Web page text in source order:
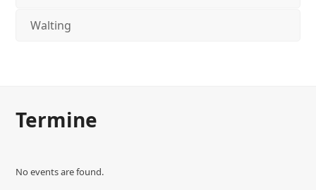
Walting
Termine
No events are found.